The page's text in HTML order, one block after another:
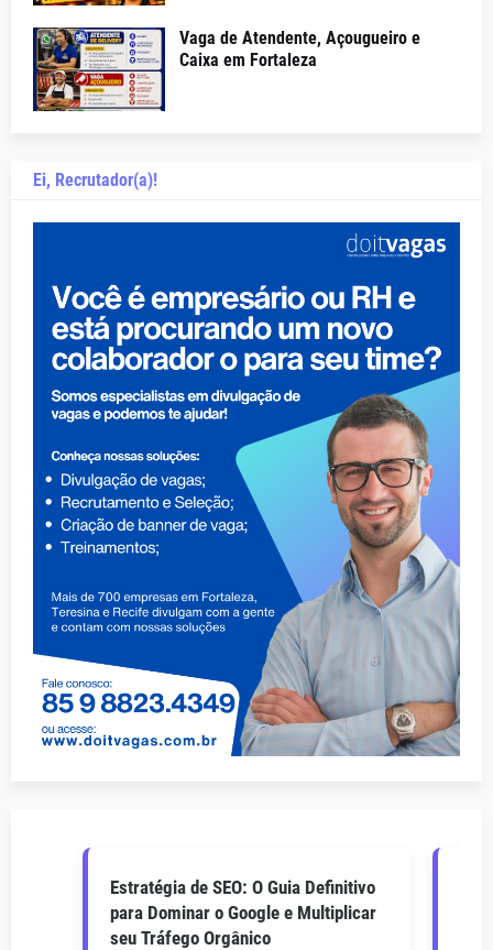
Vaga de Atendente, Açougueiro e
Caixa em Fortaleza
Ei, Recrutador(a)!
Estratégia de SEO: O Guia Definitivo
para Dominar o Google e Multiplicar
seu Tráfego Orgânico